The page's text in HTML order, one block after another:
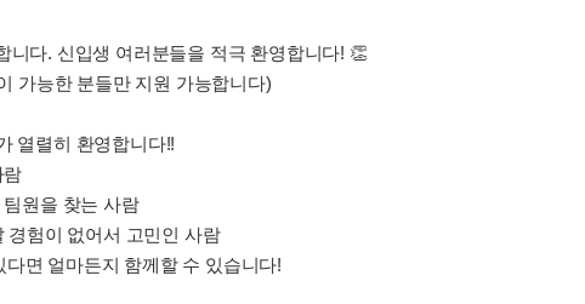
니다. 신입생 여러분들을 적극 환영합니다! 👏
가능한 분들만 지원 가능합니다)
열렬히 환영합니다!!
람
원을 찾는 사람
경험이 없어서 고민인 사람
다면 얼마든지 함께할 수 있습니다!